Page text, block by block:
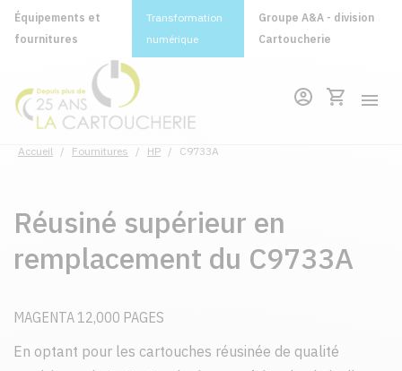
Équipements et
fournitures
Transformation
numérique
Groupe A&A - division
Cartoucherie
Accueil / Fournitures / HP / C9733A
Réusiné supérieur en
remplacement du C9733A
MAGENTA 12,000 PAGES
En optant pour les cartouches réusinée de qualité